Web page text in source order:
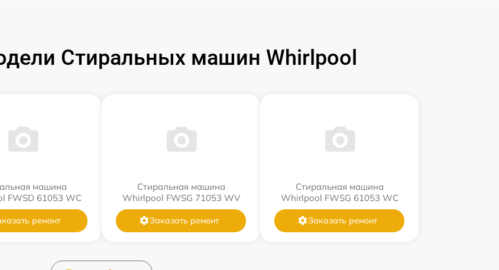
Стиральных машин Whirlpool
машина
FWSD 61053 WC
ремонт
Стиральная машина
Whirlpool FWSG 71053 WV
Заказать ремонт
Стиральная машина
Whirlpool FWSG 61053 WC
Заказать ремонт